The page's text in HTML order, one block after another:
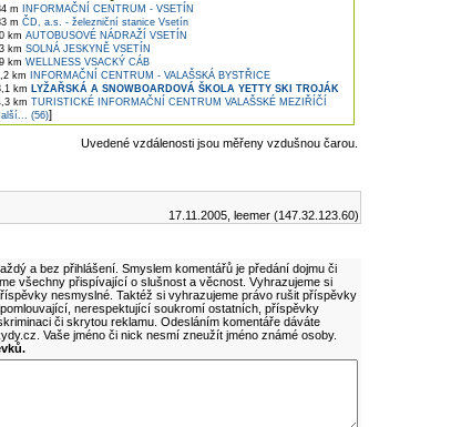
m INFORMAČNÍ CENTRUM - VSETÍN
m ČD, a.s. - železniční stanice Vsetín
km AUTOBUSOVÉ NÁDRAŽÍ VSETÍN
km SOLNÁ JESKYNĚ VSETÍN
km WELLNESS VSACKÝ CÁB
km INFORMAČNÍ CENTRUM - VALAŠSKÁ BYSTŘICE
km
LYŽAŘSKÁ A SNOWBOARDOVÁ ŠKOLA YETTY SKI TROJÁK
km TURISTICKÉ INFORMAČNÍ CENTRUM VALAŠSKÉ MEZIŘÍČÍ
(56)]
Uvedené vzdálenosti jsou měřeny vzdušnou čarou.
17.11.2005, leemer (147.32.123.60)
a bez přihlášení. Smyslem komentářů je předání dojmu či
všechny přispívající o slušnost a věcnost. Vyhrazujeme si
nesmyslné. Taktéž si vyhrazujeme právo rušit příspěvky
nerespektující soukromí ostatních, příspěvky
či skrytou reklamu. Odesláním komentáře dáváte
Vaše jméno či nick nesmí zneužít jméno známé osoby.